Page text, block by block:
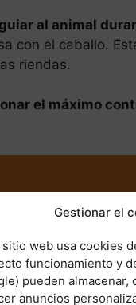
Gestionar el
sitio web usa cookies
funcionamiento y
pueden
anuncios
guiar al animal
con el caballo.
riendas.
el máximo
la